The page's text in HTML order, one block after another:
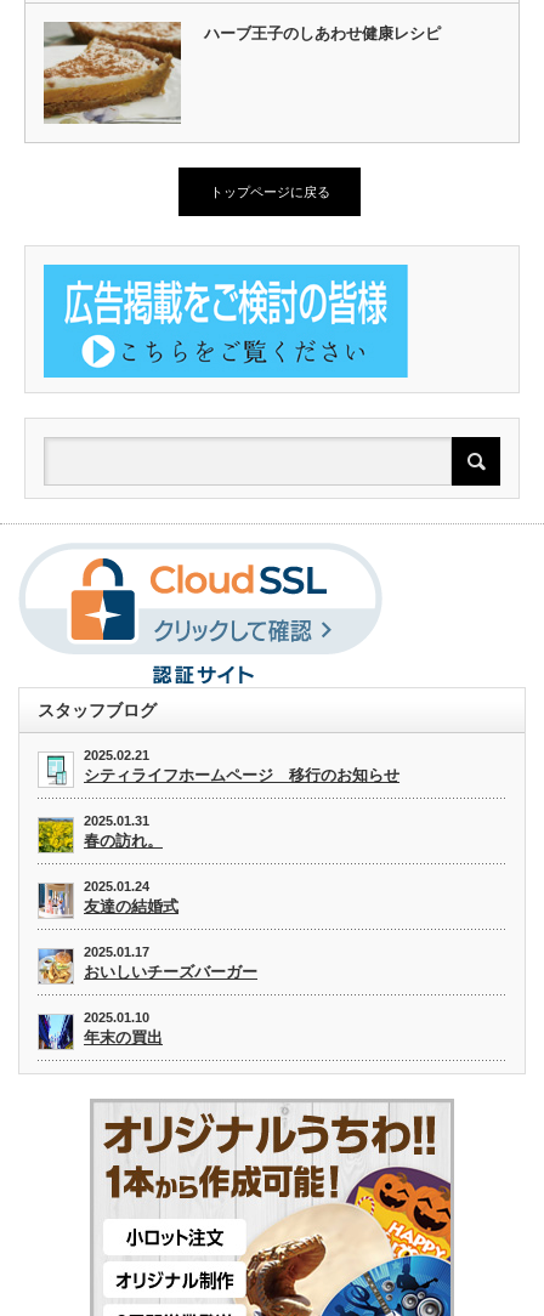
ハーブ王子のしあわせ健康レシピ
トップページに戻る
スタッフブログ
2025.02.21
シティライフホームページ 移行のお知らせ
2025.01.31
春の訪れ。
2025.01.24
友達の結婚式
2025.01.17
おいしいチーズバーガー
2025.01.10
年末の買出